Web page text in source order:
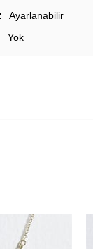
Ayarlanabilir
Yok